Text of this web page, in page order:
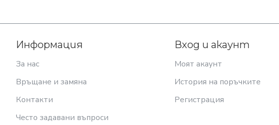
Информация
За нас
Връщане и замяна
Контакти
Често задавани въпроси
Вход и акаунт
Моят акаунт
История на поръчките
Регистрация